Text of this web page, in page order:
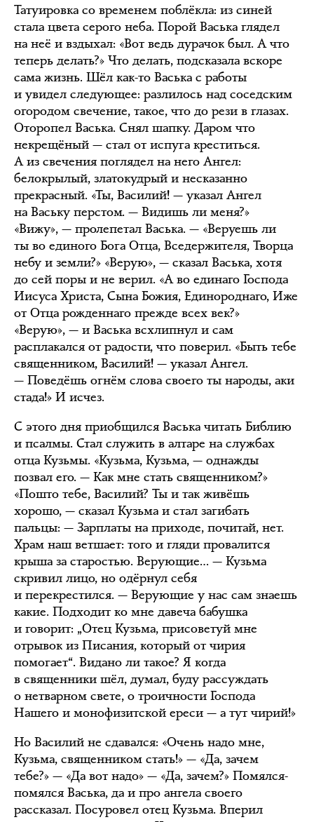
Татуировка со временем поблёкла: из синей
стала цвета серого неба. Порой Васька глядел
на неё и вздыхал: «Вот ведь дурачок был. А что
теперь делать?» Что делать, подсказала вскоре
сама жизнь. Шёл как-то Васька с работы
и увидел следующее: разлилось над соседским
огородом свечение, такое, что до рези в глазах.
Оторопел Васька. Снял шапку. Даром что
некрещёный — стал от испуга креститься.
А из свечения поглядел на него Ангел:
белокрылый, златокудрый и несказанно
прекрасный. «Ты, Василий! — указал Ангел
на Ваську перстом. — Видишь ли меня?»
«Вижу», — пролепетал Васька. — «Веруешь ли
ты во единого Бога Отца, Вседержителя, Творца
небу и земли?» «Верую», — сказал Васька, хотя
до сей поры и не верил. «А во единаго Господа
Иисуса Христа, Сына Божия, Единороднаго, Иже
от Отца рожденнаго прежде всех век?»
«Верую», — и Васька всхлипнул и сам
расплакался от радости, что поверил. «Быть тебе
священником, Василий! — указал Ангел.
— Поведёшь огнём слова своего ты народы, аки
стада!» И исчез.
С этого дня приобщился Васька читать Библию
и псалмы. Стал служить в алтаре на службах
отца Кузьмы. «Кузьма, Кузьма, — однажды
позвал его. — Как мне стать священником?»
«Пошто тебе, Василий? Ты и так живёшь
хорошо, — сказал Кузьма и стал загибать
пальцы: — Зарплаты на приходе, почитай, нет.
Храм наш ветшает: того и гляди провалится
крыша за старостью. Верующие… — Кузьма
скривил лицо, но одёрнул себя
и перекрестился. — Верующие у нас сам знаешь
какие. Подходит ко мне давеча бабушка
и говорит: „Отец Кузьма, присоветуй мне
отрывок из Писания, который от чирия
помогает“. Видано ли такое? Я когда
в священники шёл, думал, буду рассуждать
о нетварном свете, о троичности Господа
Нашего и монофизитской ереси — а тут чирий!»
Но Василий не сдавался: «Очень надо мне,
Кузьма, священником стать!» — «Да, зачем
тебе?» — «Да вот надо» — «Да, зачем?» Помялся-
помялся Васька, да и про ангела своего
рассказал. Посуровел отец Кузьма. Вперил